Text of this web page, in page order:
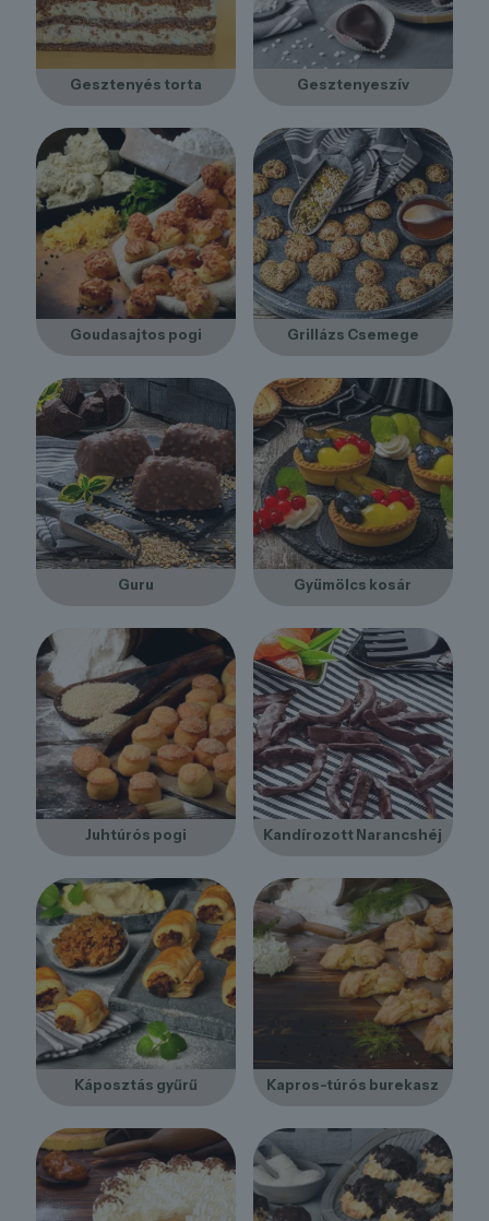
Gesztenyés torta Gesztenyeszív
Goudasajtos pogi Grillázs Csemege
Guru Gyümölcs kosár
Juhtúrós pogi Kandírozott Narancshéj
Káposztás gyűrű Kapros-túrós burekasz